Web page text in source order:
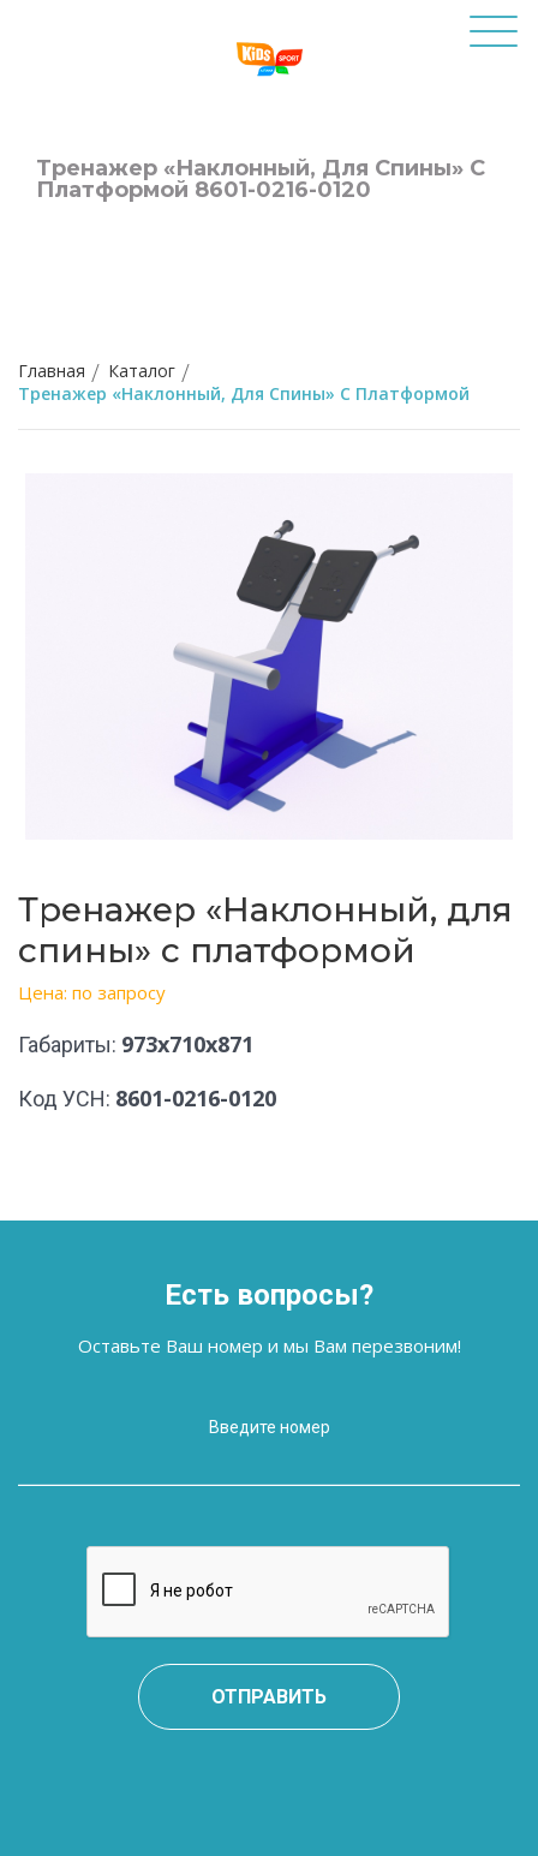
Тренажер «Наклонный, Для Спины» С
Платформой 8601-0216-0120
Главная
Каталог
Тренажер «Наклонный, Для Спины» С Платформой
Тренажер «Наклонный, для
спины» с платформой
Цена: по запросу
Габариты: 973х710х871
Код УСН: 8601-0216-0120
Есть вопросы?
Оставьте Ваш номер и мы Вам перезвоним!
ОТПРАВИТЬ